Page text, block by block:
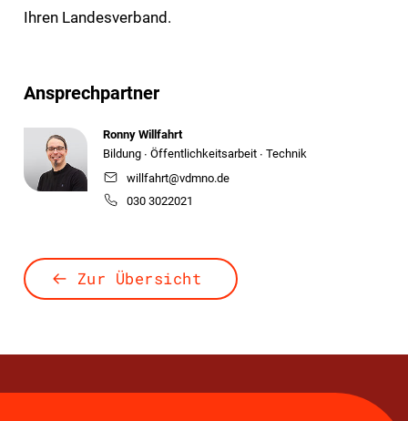
Ihren Landesverband.
Ansprechpartner
Ronny Willfahrt
Bildung ∙ Öffentlichkeitsarbeit ∙ Technik
willfahrt@vdmno.de
030 3022021
Zur Übersicht